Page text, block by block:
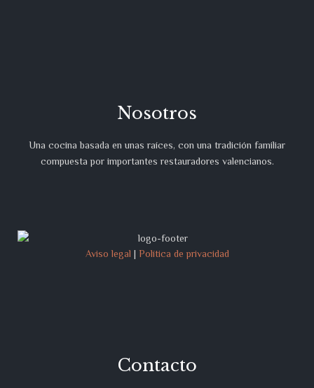
Nosotros
Una cocina basada en unas raíces, con una tradición familiar
compuesta por importantes restauradores valencianos.
Aviso legal | Política de privacidad
Contacto